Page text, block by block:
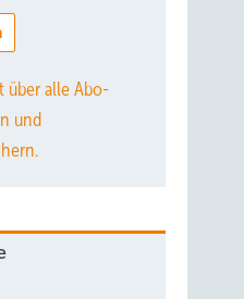
über alle Abo-
und